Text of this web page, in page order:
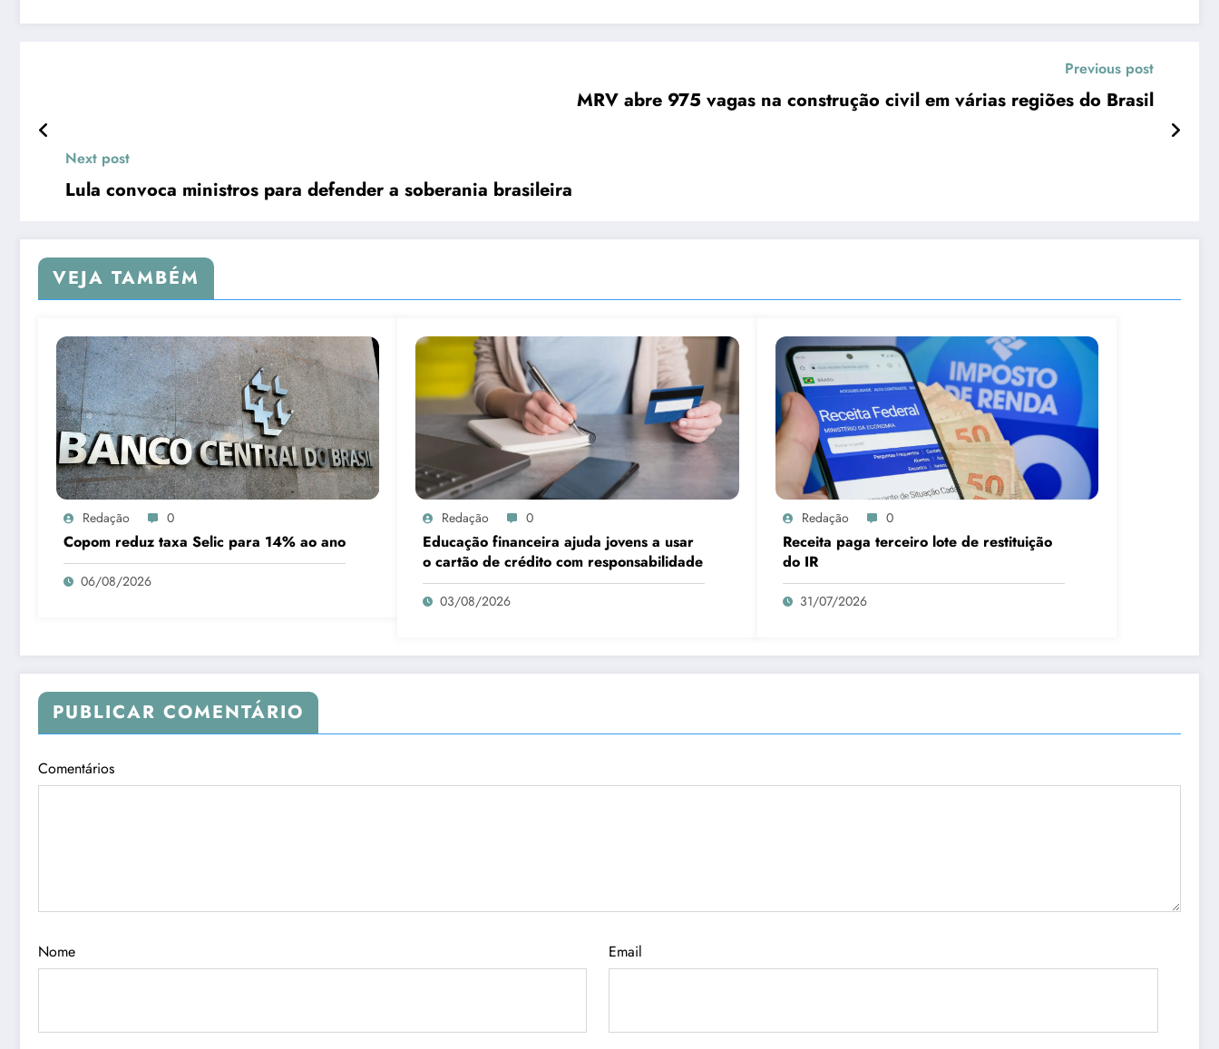
Previous post
MRV abre 975 vagas na construção civil em várias regiões do Brasil
Next post
Lula convoca ministros para defender a soberania brasileira
VEJA TAMBÉM
Redação 0
Copom reduz taxa Selic para 14% ao ano
06/08/2026
Redação 0
Educação financeira ajuda jovens a usar
o cartão de crédito com responsabilidade
03/08/2026
Redação 0
Receita paga terceiro lote de restituição
do IR
31/07/2026
PUBLICAR COMENTÁRIO
Comentários
Nome Email